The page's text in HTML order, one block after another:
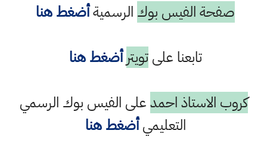
صفحة الفيس بوك الرسميةأضغط هنا
تابعنا علىتويتر أضغط هنا
كروب الاستاذ احمدعلى الفيس بوك الرسمي
التعليميأضغط هنا